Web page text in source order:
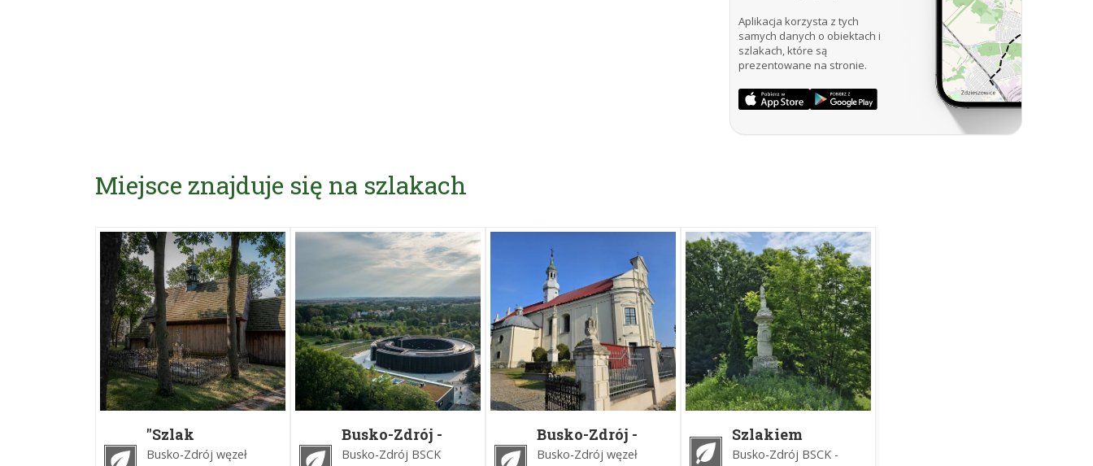
Aplikacja korzysta z tych
samych danych o obiektach i
szlakach, które są
prezentowane na stronie.
Miejsce znajduje się na szlakach
"Szlak
drewnianego
Busko-Zdrój węzeł
Busko-Zdrój -
Skorocice -
Busko-Zdrój BSCK
Busko-Zdrój -
Szaniec -
Busko-Zdrój węzeł
Szlakiem
czerwonym z
Busko-Zdrój BSCK -